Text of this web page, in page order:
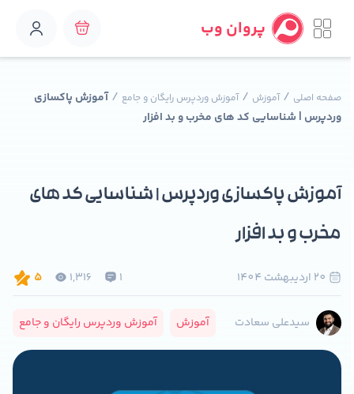
پروان وب
صفحه اصلی/ آموزش/ آموزش وردپرس رایگان و جامع/آموزش پاکسازی
وردپرس | شناسایی کد های مخرب و بد افزار
20 ارديبهشت 1404 1,316
5
آموزش پاکسازی وردپرس | شناسایی کد های
مخرب و بد افزار
سیدعلی سعادت آموزش آموزش وردپرس رایگان و جامع